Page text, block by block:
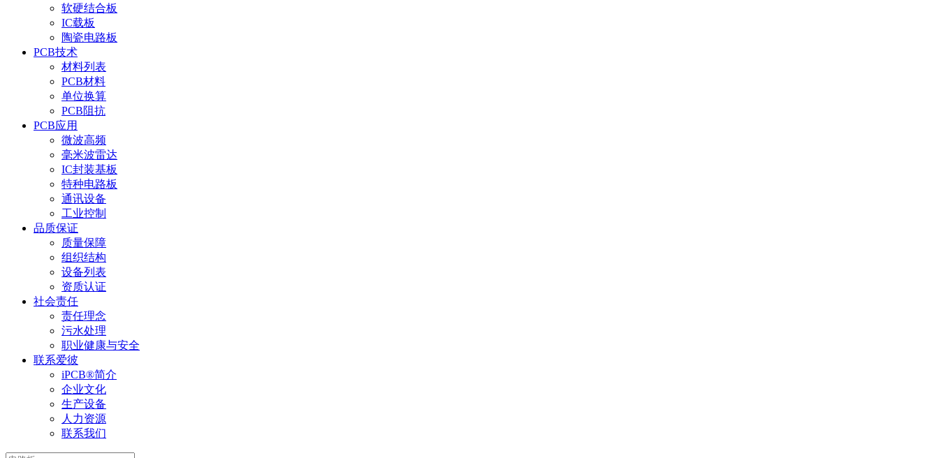
软硬结合板
IC载板
陶瓷电路板
PCB技术
材料列表
PCB材料
单位换算
PCB阻抗
PCB应用
微波高频
毫米波雷达
IC封装基板
特种电路板
通讯设备
工业控制
品质保证
质量保障
组织结构
设备列表
资质认证
社会责任
责任理念
污水处理
职业健康与安全
联系爱彼
iPCB®简介
企业文化
生产设备
人力资源
联系我们